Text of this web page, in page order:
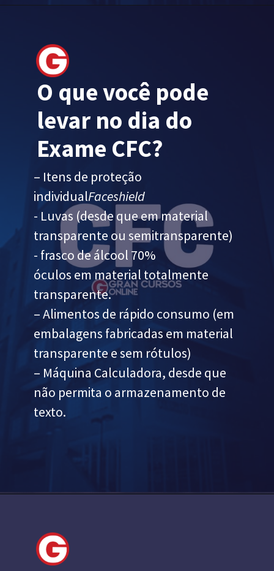
O que você pode
levar no dia do
Exame CFC?
– Itens de proteção
individualFaceshield
- Luvas (desde que em material
transparente ou semitransparente)
- frasco de álcool 70%
óculos em material totalmente
transparente.
– Alimentos de rápido consumo (em
embalagens fabricadas em material
transparente e sem rótulos)
– Máquina Calculadora, desde que
não permita o armazenamento de
texto.